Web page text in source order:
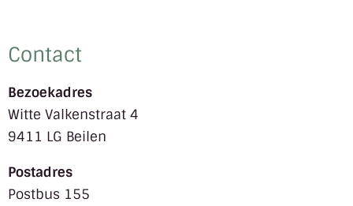
Contact
Bezoekadres
Witte Valkenstraat 4
9411 LG Beilen
Postadres
Postbus 155